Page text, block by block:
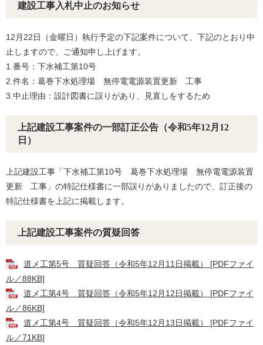
建設工事入札中止のお知らせ
12月22日（金曜日）執行予定の下記案件について、下記のとおり中
止しますので、ご通知申し上げます。
1.番号：下水補工第10号
2.件名：葛巻下水処理場 無停電電源装置更新 工事
3.中止理由：設計図書に誤りがあり、見直しをするため
上記建設工事案件の一部訂正公告（令和5年12月12
日）
上記建設工事「下水補工第10号 葛巻下水処理場 無停電電源装置
更新 工事」の特記仕様書に一部誤りがありましたので、訂正後の
特記仕様書を上記に掲載します。
上記建設工事案件の質疑回答
道メ工第5号 質疑回答（令和5年12月11日掲載） [PDFファイ
ル／88KB]
道メ工第4号 質疑回答（令和5年12月12日掲載） [PDFファイ
ル／86KB]
道メ工第4号 質疑回答（令和5年12月13日掲載） [PDFファイ
ル／71KB]